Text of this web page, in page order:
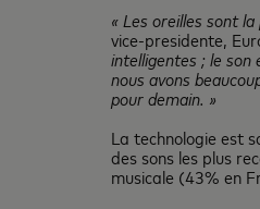
« Les oreilles sont
vice-presidente,
intelligentes ; le son
nous avons
pour demain. »
La technologie est
des sons les plus
musicale (43% en